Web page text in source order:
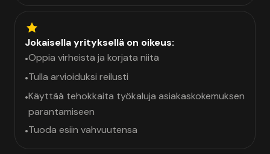
Jokaisella yrityksellä on oikeus:
•Oppia virheistä ja korjata niitä
•Tulla arvioiduksi reilusti
•Käyttää tehokkaita työkaluja asiakaskokemuksen
parantamiseen
•Tuoda esiin vahvuutensa